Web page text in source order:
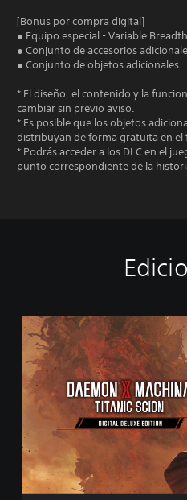
[Bonus por compra digital]
● Equipo especial - Variable
● Conjunto de accesorios
● Conjunto de objetos adicionales
* El diseño, el contenido y la
cambiar sin previo aviso.
* Es posible que los objetos
distribuyan de forma gratuita en el
* Podrás acceder a los DLC en el
punto correspondiente de la
E
d
d
i
g
i
t